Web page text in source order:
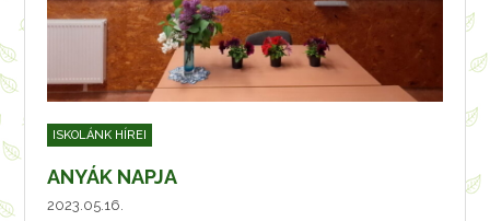
ISKOLÁNK HÍREI
ANYÁK NAPJA
2023.05.16.